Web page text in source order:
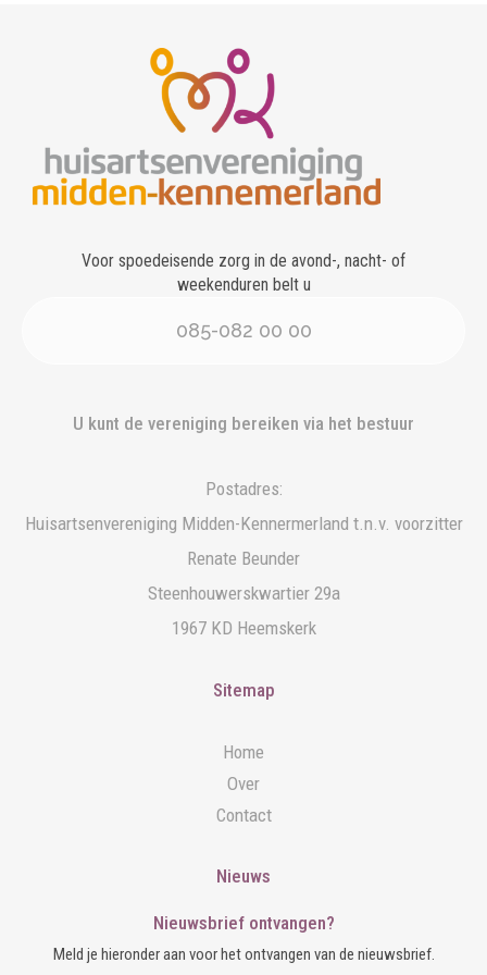
Voor spoedeisende zorg in de avond-, nacht- of
weekenduren belt u
085-082 00 00
U kunt de vereniging bereiken via het bestuur
Postadres:
Huisartsenvereniging Midden-Kennermerland t.n.v. voorzitter
Renate Beunder
Steenhouwerskwartier 29a
1967 KD Heemskerk
Sitemap
Home
Over
Contact
Nieuws
Nieuwsbrief ontvangen?
Meld je hieronder aan voor het ontvangen van de nieuwsbrief.